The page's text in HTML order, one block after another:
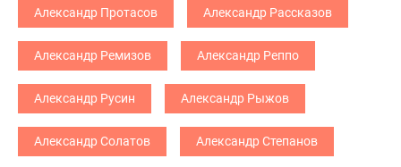
Александр Протасов Александр Рассказов
Александр Ремизов Александр Реппо
Александр Русин Александр Рыжов
Александр Солатов Александр Степанов